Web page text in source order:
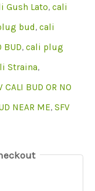
Gush Lato, cali
bud , cali
BUD, cali plug
Straina,
CALI BUD OR NO
NEAR ME, SFV